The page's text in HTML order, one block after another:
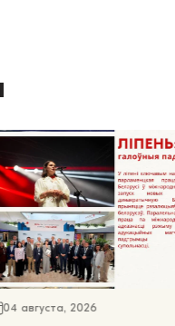
04 августа, 2026